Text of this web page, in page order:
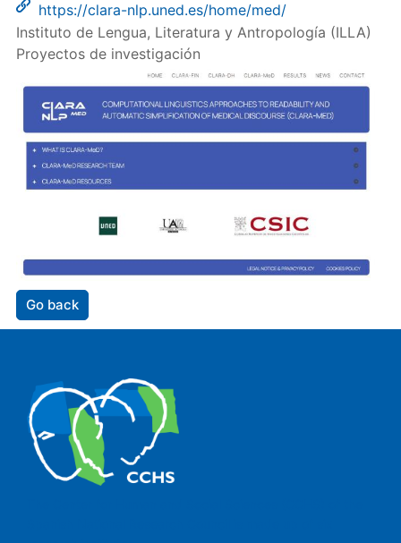
https://clara-nlp.uned.es/home/med/
Instituto de Lengua, Literatura y Antropología (ILLA)
Proyectos de investigación
Go back